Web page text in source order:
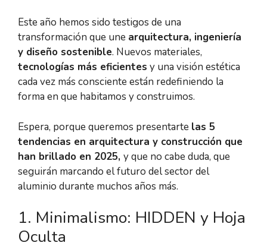
Este año hemos sido testigos de una
transformación que une arquitectura, ingeniería
y diseño sostenible. Nuevos materiales,
tecnologías más eficientes y una visión estética
cada vez más consciente están redefiniendo la
forma en que habitamos y construimos.
Espera, porque queremos presentarte las 5
tendencias en arquitectura y construcción que
han brillado en 2025, y que no cabe duda, que
seguirán marcando el futuro del sector del
aluminio durante muchos años más.
1. Minimalismo: HIDDEN y Hoja
Oculta